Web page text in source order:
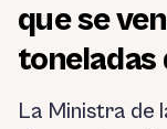
que se
toneladas
La Ministra de